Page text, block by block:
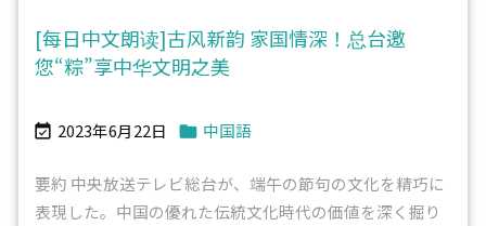
[每日中文朗读]古风新韵 家国情深！总台邀
您“粽”享中华文明之美
 2023年6月22日  中国語
要約 中央放送テレビ総台が、端午の節句の文化を精巧に
表現した。中国の優れた伝統文化時代の価値を深く掘り